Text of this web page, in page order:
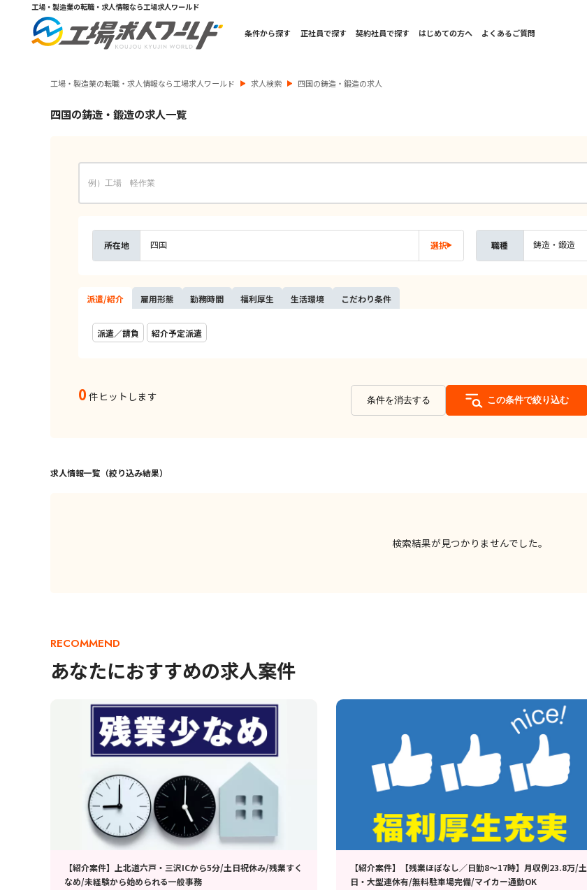
工場・製造業の転職・求人情報なら工場求人ワールド
条件から探す 正社員で探す 契約社員で探す はじめての方へ よくあるご質問
工場・製造業の転職・求人情報なら工場求人ワールド 求人検索 四国の鋳造・鍛造の求人
四国の鋳造・鍛造の求人一覧
所在地 四国 選択 職種 鋳造・鍛造
派遣/紹介 雇用形態 勤務時間 福利厚生 生活環境 こだわり条件
派遣／請負 紹介予定派遣
0 件ヒットします 条件を消去する この条件で絞り込む
求人情報一覧（絞り込み結果）
検索結果が見つかりませんでした。
RECOMMEND
あなたにおすすめの求人案件
【紹介案件】上北道六戸・三沢ICから5分/土日祝休み/残業すく
なめ/未経験から始められる一般事務
【紹介案件】【残業ほぼなし／日勤8～17時】月収例23.8万/土
日・大型連休有/無料駐車場完備/マイカー通勤OK